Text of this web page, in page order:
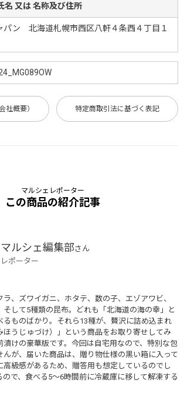
名 又は 名称及び住所
パン 北海道札幌市西区八軒４条西４丁目１
社概要） 特定商取引法に基づく表記
マルシェレポーター
この商品の紹介記事
マルシェ編集部さん
レポーター
、ズワイガニ、ホタテ、数の子、エゾアワビ、
そして5種類の昆布。どれも「北海道の海の幸」と
るものばかり。それら13種が、贅沢に詰め込まれ
ほうじゅづけ）」という商品をお取り寄せしてみ
漬けの豪華版です。今回は自宅用なので、特別な包
んが、届いた商品は、贈り物仕様の黒い箱に入って
高級感があるため、贈答用も想定しているのでし
ので、食べる5～6時間前に冷蔵庫に移して解凍する